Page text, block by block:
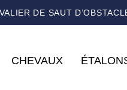
DE SAUT
CHEVAUX